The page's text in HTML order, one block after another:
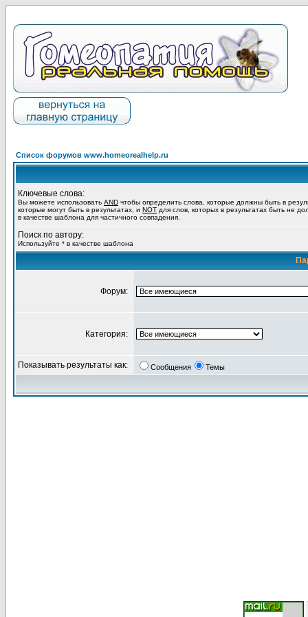
Список форумов www.homeorealhelp.ru
Ключевые слова:
Вы можете использовать AND чтобы определить слова, которые должны быть в
которые могут быть в результатах, и NOT для слов, которых в результатах быть не
в качестве шаблона для частичного совпадения.
Поиск по автору:
Используйте * в качестве шаблона
Форум:
Категория:
Показывать результаты как: Сообщения Темы